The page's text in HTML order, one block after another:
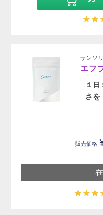
サンソ
エフ
１
さを
販売価格